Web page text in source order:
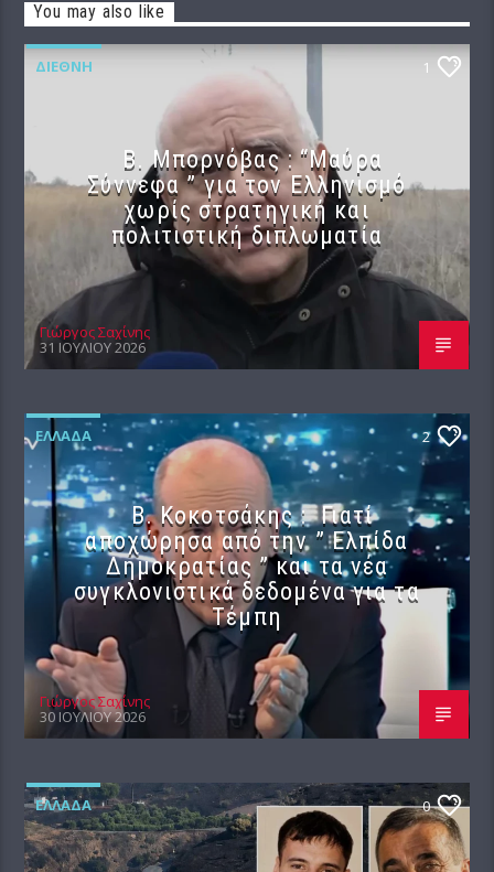
You may also like
ΔΙΕΘΝΉ 1
B. Μπορνόβας : “Μαύρα
Σύννεφα ” για τον Ελληνισμό
χωρίς στρατηγική και
πολιτιστική διπλωματία
Γιώργος Σαχίνης
31 ΙΟΥΛΊΟΥ 2026
ΕΛΛΆΔΑ 2
Β. Κοκοτσάκης : Γιατί
αποχώρησα από την ” Ελπίδα
Δημοκρατίας ” και τα νέα
συγκλονιστικά δεδομένα για τα
Τέμπη
Γιώργος Σαχίνης
30 ΙΟΥΛΊΟΥ 2026
ΕΛΛΆΔΑ 0